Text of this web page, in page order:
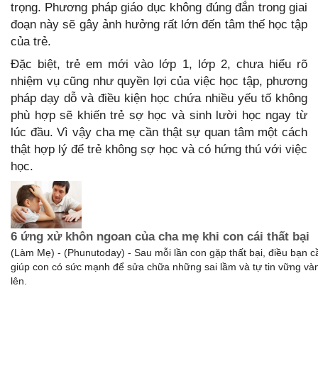
trọng. Phương pháp giáo dục không đúng đắn trong giai
đoạn này sẽ gây ảnh hưởng rất lớn đến tâm thế học tập
của trẻ.
Đặc biệt, trẻ em mới vào lớp 1, lớp 2, chưa hiểu rõ
nhiệm vụ cũng như quyền lợi của việc học tập, phương
pháp dạy dỗ và điều kiện học chứa nhiều yếu tố không
phù hợp sẽ khiến trẻ sợ học và sinh lười học ngay từ
lúc đầu. Vì vậy cha mẹ cần thật sự quan tâm một cách
thật hợp lý để trẻ không sợ học và có hứng thú với việc
học.
6 ứng xử khôn ngoan của cha mẹ khi con cái thất bại
(Làm Mẹ) - (Phunutoday) - Sau mỗi lần con gặp thất bại, điều bạn
giúp con có sức mạnh để sửa chữa những sai lầm và tự tin vững
lên.